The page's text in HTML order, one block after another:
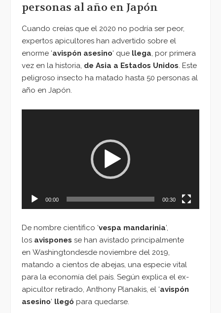
personas al año en Japón
Cuando creías que el 2020 no podría ser peor,
expertos apicultores han advertido sobre el
enorme ‘avispón asesino‘ que llega, por primera
vez en la historia, de Asia a Estados Unidos. Este
peligroso insecto ha matado hasta 50 personas al
año en Japón.
00:00 00:30
De nombre científico ‘vespa mandarinia‘,
los avispones se han avistado principalmente
en Washingtondesde noviembre del 2019,
matando a cientos de abejas, una especie vital
para la economía del país. Según explica el ex-
apicultor retirado, Anthony Planakis, el ‘avispón
asesino‘ llegó para quedarse.